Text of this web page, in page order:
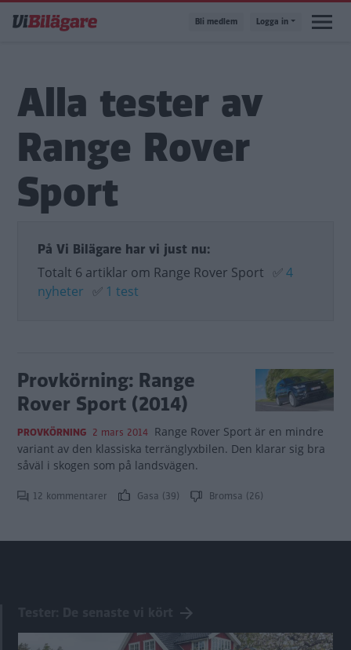
till
Bli medlem Logga in
Alla tester av
Range Rover
Sport
På Vi Bilägare har vi just nu:
Totalt 6 artiklar om Range Rover Sport ✅4
nyheter ✅ 1 test
Provkörning: Range
Rover Sport (2014)
PROVKÖRNING 2 mars 2014 Range Rover Sport är en mindre
variant av den klassiska terränglyxbilen. Den klarar sig bra
såväl i skogen som på landsvägen.
12 kommentarer Gasa (39) Bromsa (26)